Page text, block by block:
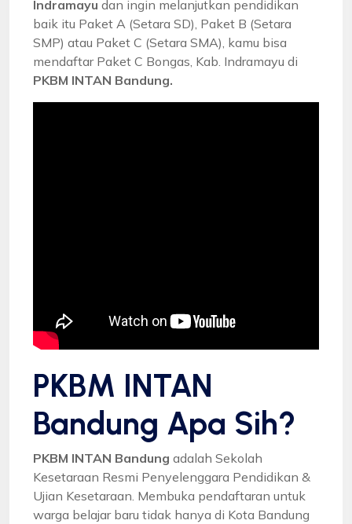
Indramayu dan ingin melanjutkan pendidikan
baik itu Paket A (Setara SD), Paket B (Setara
SMP) atau Paket C (Setara SMA), kamu bisa
mendaftar Paket C Bongas, Kab. Indramayu di
PKBM INTAN Bandung.
PKBM INTAN
Bandung Apa Sih?
PKBM INTAN Bandung adalah Sekolah
Kesetaraan Resmi Penyelenggara Pendidikan &
Ujian Kesetaraan. Membuka pendaftaran untuk
warga belajar baru tidak hanya di Kota Bandung